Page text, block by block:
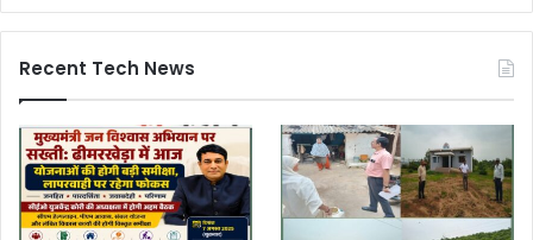
Recent Tech News